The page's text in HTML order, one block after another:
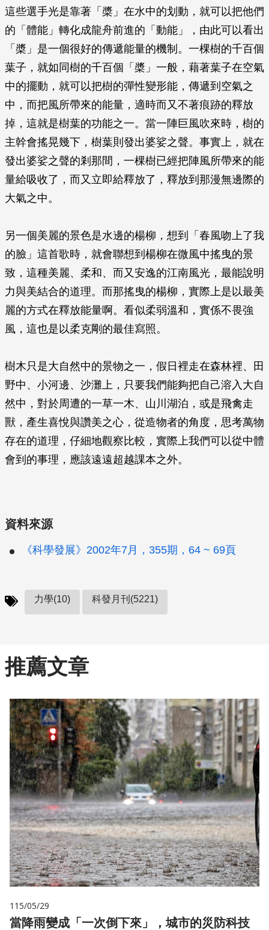
這些選手光是靠著「槳」在水中的划動，就可以把他們
的「體能」轉化成龍舟前進的「動能」，由此可以看出
「槳」是一個很好的傳遞能量的機制。一棵樹的千百個
葉子，就如同樹的千百個「槳」一般，藉著葉子在空氣
中的擺動，就可以把樹的彈性變形能，傳遞到空氣之
中，而把風所帶來的能量，適時而又不著痕跡的釋放
掉，這就是樹葉的功能之一。當一陣巨風吹來時，樹的
主幹會搖晃幾下，樹葉則發出婆娑之聲。事實上，就在
發出婆娑之聲的剎那間，一棵樹已經把陣風所帶來的能
量給吸收了，而又立即給釋放了，釋放到那漫無邊際的
大氣之中。
另一個美麗的景色是水邊的楊柳，想到「春風吻上了我
的臉」這首歌時，就會聯想到楊柳在微風中搖曳的景
致，這種美麗、柔和、而又安逸的江南風光，最能說明
力與美結合的道理。而那搖曳的楊柳，實際上是以最美
麗的方式在釋放能量啊。看似柔弱溫和，實係不畏強
風，這也是以柔克剛的最佳寫照。
樹木只是大自然中的景物之一，假日裡走在森林裡、田
野中、小河邊、沙灘上，只要我們能夠把自己溶入大自
然中，對於周遭的一草一木、山川湖泊，或是飛禽走
獸，產生喜悅與讚美之心，從造物者的角度，思考萬物
存在的道理，仔細地觀察比較，實際上我們可以從中體
會到的事理，應該遠遠超越課本之外。
資料來源
《科學發展》2002年7月，355期，64 ~ 69頁
力學(10) 科發月刊(5221)
推薦文章
115/05/29
當降雨變成「一次倒下來」，城市的災防科技